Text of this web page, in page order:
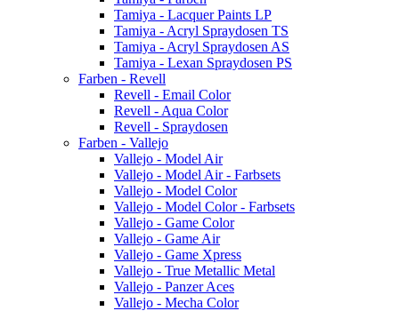
Tamiya - Lacquer Paints LP
Tamiya - Acryl Spraydosen TS
Tamiya - Acryl Spraydosen AS
Tamiya - Lexan Spraydosen PS
Farben - Revell
Revell - Email Color
Revell - Aqua Color
Revell - Spraydosen
Farben - Vallejo
Vallejo - Model Air
Vallejo - Model Air - Farbsets
Vallejo - Model Color
Vallejo - Model Color - Farbsets
Vallejo - Game Color
Vallejo - Game Air
Vallejo - Game Xpress
Vallejo - True Metallic Metal
Vallejo - Panzer Aces
Vallejo - Mecha Color